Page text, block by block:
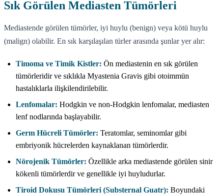
Sık Görülen Mediasten Tümörleri
Mediastende görülen tümörler, iyi huylu (benign) veya kötü huylu
(malign) olabilir. En sık karşılaşılan türler arasında şunlar yer alır:
Timoma ve Timik Kistler: Ön mediastenin en sık görülen
tümörleridir ve sıklıkla Myastenia Gravis gibi otoimmün
hastalıklarla ilişkilendirilebilir.
Lenfomalar: Hodgkin ve non-Hodgkin lenfomalar, mediasten
lenf nodlarında başlayabilir.
Germ Hücreli Tümörler: Teratomlar, seminomlar gibi
embriyonik hücrelerden kaynaklanan tümörlerdir.
Nörojenik Tümörler: Özellikle arka mediastende görülen sinir
kökenli tümörlerdir ve genellikle iyi huyludurlar.
Tiroid Dokusu Tümörleri (Substernal Guatr): Boyundaki